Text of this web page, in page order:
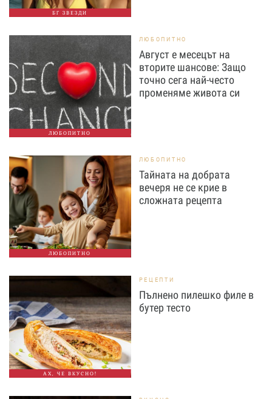
БГ ЗВЕЗДИ
ЛЮБОПИТНО
ЛЮБОПИТНО
Август е месецът на
вторите шансове: Защо
точно сега най-често
променяме живота си
ЛЮБОПИТНО
ЛЮБОПИТНО
Тайната на добрата
вечеря не се крие в
сложната рецепта
АХ, ЧЕ ВКУСНО!
РЕЦЕПТИ
Пълнено пилешко филе в
бутер тесто